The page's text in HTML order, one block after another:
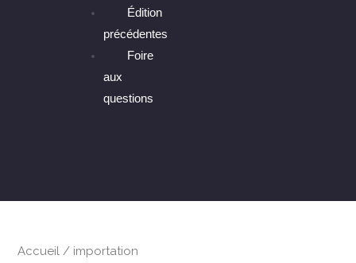
Édition
précédentes
Foire
aux
questions
Accueil / importation